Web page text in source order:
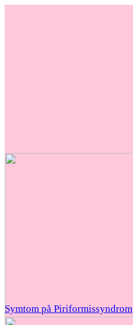
Symtom på Piriformissyndrom